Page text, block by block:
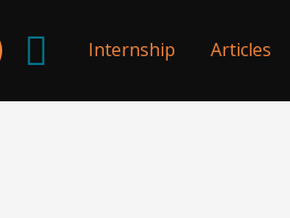
Articles
Internship